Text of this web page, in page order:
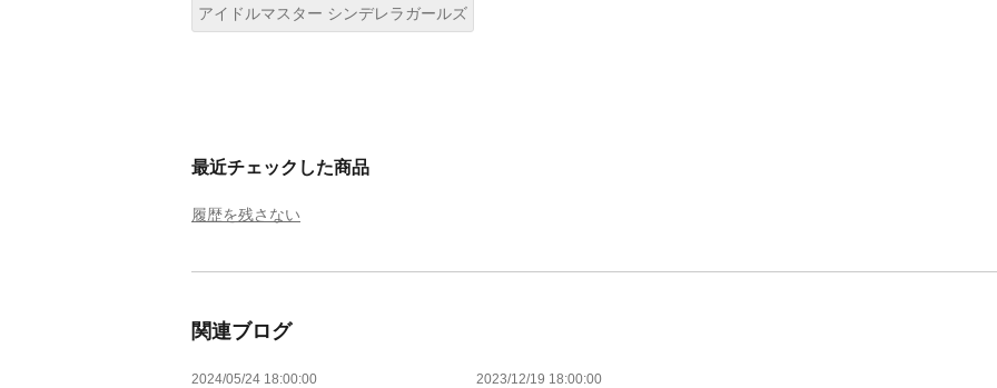
アイドルマスター シンデレラガールズ
最近チェックした商品
履歴を残さない
関連ブログ
2024/05/24 18:00:00 2023/12/19 18:00:00